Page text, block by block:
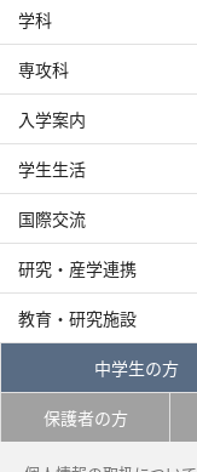
学科
専攻科
入学案内
学生生活
国際交流
研究・産学連携
教育・研究施設
中学生の方
保護者の方